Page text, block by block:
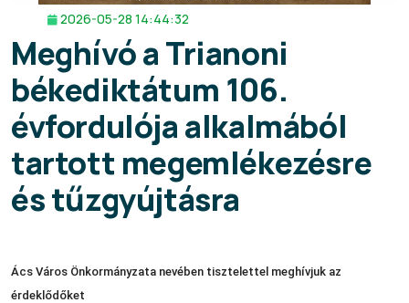
2026-05-28 14:44:32
Meghívó a Trianoni
békediktátum 106.
évfordulója alkalmából
tartott megemlékezésre
és tűzgyújtásra
Ács Város Önkormányzata nevében tisztelettel meghívjuk az
érdeklődőket